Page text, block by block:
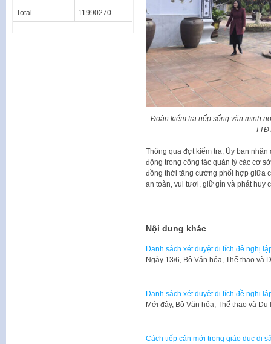
Đoàn kiểm tra nếp sống văn minh
Thông qua đợt kiểm tra, Ủy ban
động trong công tác quản lý các cơ
đồng thời tăng cường phối hợp giữa
an toàn, vui tươi, giữ gìn và phát huy
Nội dung khác
Danh sách xét duyệt di tích đề nghị
Ngày 13/6, Bộ Văn hóa, Thể thao và
Danh sách xét duyệt di tích đề nghị
Mới đây, Bộ Văn hóa, Thể thao và
Cách tiếp cận mới trong giáo dục di
Total 11990270